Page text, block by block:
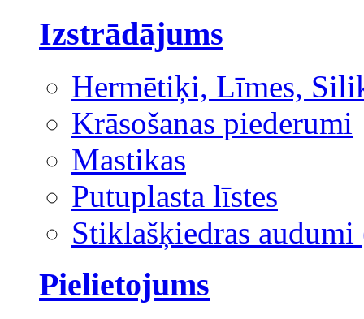
Izstrādājums
Hermētiķi, Līmes,
Krāsošanas piederumi
Mastikas
Putuplasta līstes
Stiklašķiedras audumi
Pielietojums